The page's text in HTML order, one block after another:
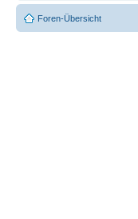
Foren-Übersicht